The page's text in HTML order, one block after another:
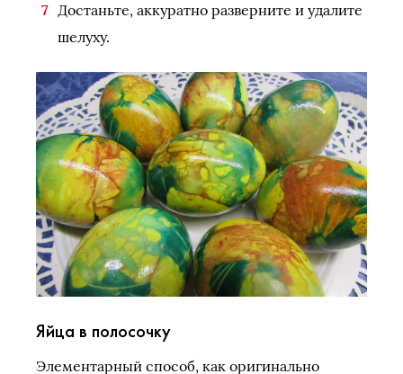
Достаньте, аккуратно разверните и удалите
шелуху.
Яйца в полосочку
Элементарный способ, как оригинально